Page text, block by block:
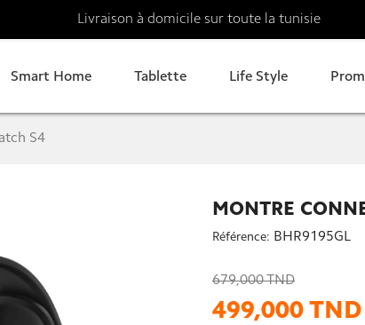
Livraison à domicile sur toute la tunisie
Smart Home Tablette Life Style
S4
MONTRE
Référence: BHR9195GL
679,000 TND
499,000 TND